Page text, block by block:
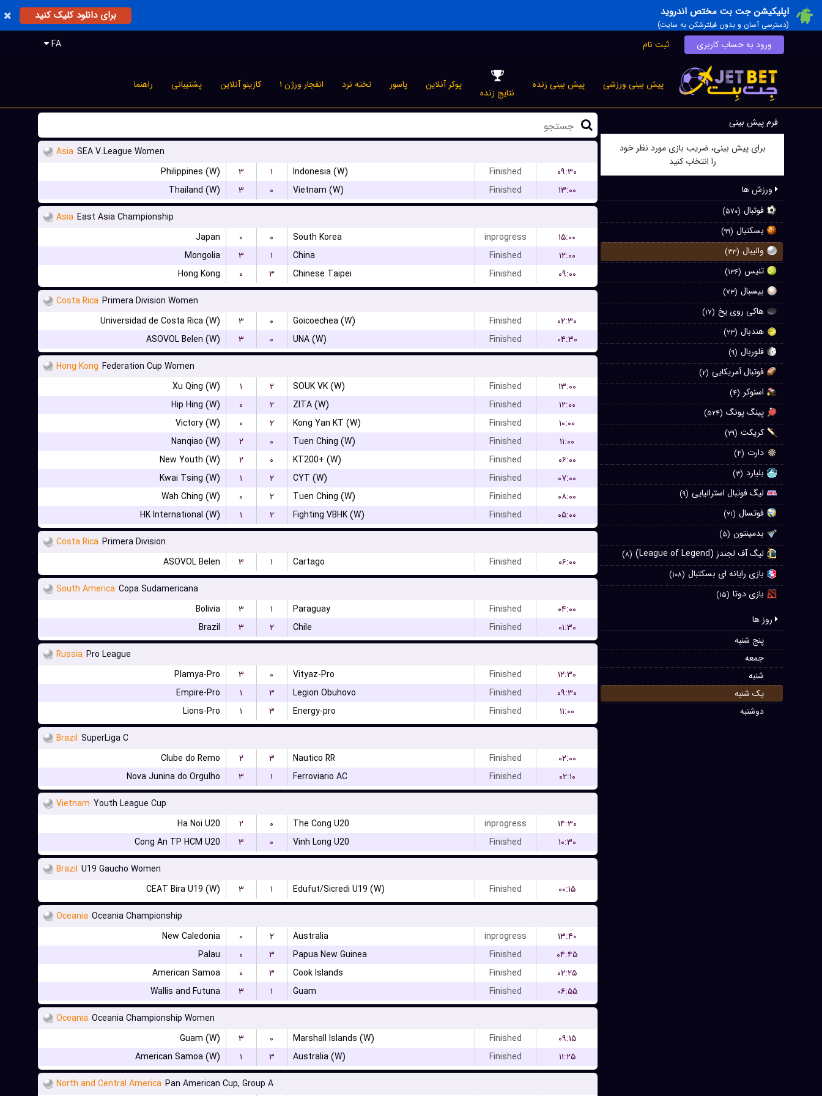
اپلیکیشن جت بت مختص اندروید
(دسترسی آسان و بدون فیلترشکن به سایت)
برای دانلود کلیک کنید
FA ورود به حساب کاربری ثبت نام
پیش بینی ورزشی پیش بینی زنده
نتایج زنده
پوکر آنلاین پاسور تخته نرد انفجار ورژن ۱ کازینو آنلاین پشتیبانی راهنما
فرم پیش بینی
برای پیش بینی، ضریب بازی مورد نظر خود
را انتخاب کنید
ورزش ها
فوتبال (۵۷۰)
بسکتبال (۹۹)
والیبال (۳۳)
تنیس (۱۳۶)
بیسبال (۷۳)
هاکی روی یخ (۱۷)
هندبال (۲۳)
فلوربال (۹)
فوتبال آمریکایی (۲)
اسنوکر (۴)
پینگ پونگ (۵۲۴)
کریکت (۲۹)
دارت (۴)
بلیارد (۳)
لیگ فوتبال استرالیایی (۹)
فوتسال (۲۱)
بدمینتون (۵)
لیگ آف لجندز (League of Legend) (۸)
بازی رایانه ای بسکتبال (۱۰۸)
بازی دوتا (۱۵)
روز ها
پنج شنبه
جمعه
شنبه
یک شنبه
دوشنبه
Asia SEA V.League Women
Philippines (W)
۳ ۱ Indonesia (W) Finished
۰۹:۳۰
Thailand (W)
۳ ۰ Vietnam (W) Finished
۱۳:۰۰
Asia East Asia Championship
Japan
۰ ۰ South Korea inprogress
۱۵:۰۰
Mongolia
۳ ۱ China Finished
۱۲:۰۰
Hong Kong
۰ ۳ Chinese Taipei Finished
۰۹:۰۰
Costa Rica Primera Division Women
Universidad de Costa Rica (W)
۳ ۰ Goicoechea (W) Finished
۰۲:۳۰
ASOVOL Belen (W)
۳ ۰ UNA (W) Finished
۰۴:۳۰
Hong Kong Federation Cup Women
Xu Qing (W)
۱ ۲ SOUK VK (W) Finished
۱۳:۰۰
Hip Hing (W)
۰ ۲ ZITA (W) Finished
۱۲:۰۰
Victory (W)
۰ ۲ Kong Yan KT (W) Finished
۱۰:۰۰
Nanqiao (W)
۲ ۰ Tuen Ching (W) Finished
۱۱:۰۰
New Youth (W)
۲ ۰ KT200+ (W) Finished
۰۶:۰۰
Kwai Tsing (W)
۱ ۲ CYT (W) Finished
۰۷:۰۰
Wah Ching (W)
۰ ۲ Tuen Ching (W) Finished
۰۸:۰۰
HK International (W)
۱ ۲ Fighting VBHK (W) Finished
۰۵:۰۰
Costa Rica Primera Division
ASOVOL Belen
۳ ۱ Cartago Finished
۰۶:۰۰
South America Copa Sudamericana
Bolivia
۳ ۱ Paraguay Finished
۰۴:۰۰
Brazil
۳ ۲ Chile Finished
۰۱:۳۰
Russia Pro League
Plamya-Pro
۳ ۰ Vityaz-Pro Finished
۱۲:۳۰
Empire-Pro
۱ ۳ Legion Obuhovo Finished
۰۹:۳۰
Lions-Pro
۱ ۳ Energy-pro Finished
۱۱:۰۰
Brazil SuperLiga C
Clube do Remo
۲ ۳ Nautico RR Finished
۰۲:۰۰
Nova Junina do Orgulho
۳ ۱ Ferroviario AC Finished
۰۲:۱۰
Vietnam Youth League Cup
Ha Noi U20
۲ ۰ The Cong U20 inprogress
۱۴:۳۰
Cong An TP HCM U20
۳ ۰ Vinh Long U20 Finished
۱۰:۳۰
Brazil U19 Gaucho Women
CEAT Bira U19 (W)
۳ ۱ Edufut/Sicredi U19 (W) Finished
۰۰:۱۵
Oceania Oceania Championship
New Caledonia
۰ ۲ Australia inprogress
۱۳:۴۰
Palau
۰ ۳ Papua New Guinea Finished
۰۴:۴۵
American Samoa
۰ ۳ Cook Islands Finished
۰۲:۲۵
Wallis and Futuna
۳ ۱ Guam Finished
۰۶:۵۵
Oceania Oceania Championship Women
Guam (W)
۳ ۰ Marshall Islands (W) Finished
۰۹:۱۵
American Samoa (W)
۱ ۳ Australia (W) Finished
۱۱:۲۵
North and Central America Pan American Cup, Group A